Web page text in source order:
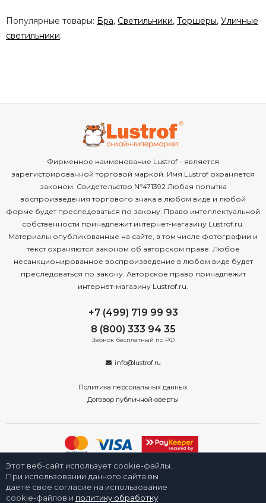
Популярные товары: Бра, Светильники, Торшеры, Уличные
светильники.
Фирменное наименование Lustrof - является
зарегистрированной торговой маркой. Имя Lustrof охраняется
законом. Свидетельство №471392 Любая попытка
воспроизведения торгового знака в любом виде и любой
форме будет преследоваться по закону. Право интеллектуальной
собственности принадлежит интернет-магазину Lustrof.ru.
Материалы опубликованные на сайте, в том числе фотографии и
текст охраняются законом об авторском праве. Любое
несанкционированное воспроизведение в любом виде будет
преследоваться по закону. Авторское право принадлежит
интернет-магазину Lustrof.ru.
+7 (499) 719 99 93
8 (800) 333 94 35
Звонок бесплатный по РФ
info@lustrof.ru
Политика персональных данных
Договор публичной оферты
2008-2026 © Интернет-магазин «Люстроф» в Санкт-Петербурге -
приборы освещения для дома и улицы. Все права защищены.
Этот веб-сайт использует cookie-файлы.
При использовании данного сайта вы
даете свое согласие на использование
cookie-файлов и политику обработку